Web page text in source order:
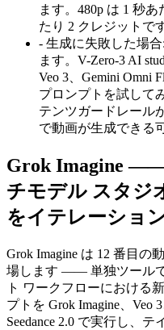
ます。480p は 1 秒
たり 2 クレジットで
- 生成に失敗した場合:
ます。V-Zero-3 AI
Veo 3、Gemini Omni
プロンプトを試して
テンツガードレール
で動画が生成できる
Grok Imagine
チモデル スタジ
をイテレーショ
Grok Imagine は 12 番目の
場します —— 単独ツール
ト ワークフローにおける
プトを Grok Imagine、Veo
Seedance 2.0 で実行し、